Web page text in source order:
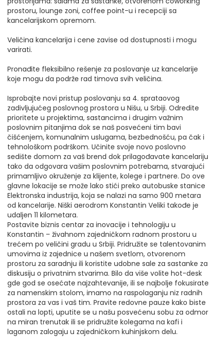
prostoru, lounge zoni, coffee point-u i recepciji sa
kancelarijskom opremom.
Veličina kancelarija i cene zavise od dostupnosti i mogu
varirati.
Pronađite fleksibilno rešenje za poslovanje uz kancelarije
koje mogu da podrže rad timova svih veličina.
Isprobajte novi pristup poslovanju sa 4. sprataovog
zadivljujućeg poslovnog prostora u Nišu, u Srbiji. Odredite
prioritete u projektima, sastancima i drugim važnim
poslovnim pitanjima dok se naš posvećeni tim bavi
čišćenjem, komunalnim uslugama, bezbednošću, pa čak i
tehnološkom podrškom. Učinite svoje novo poslovno
sedište domom za vaš brend dok prilagođavate kancelariju
tako da odgovara vašim poslovnim potrebama, stvarajući
primamljivo okruženje za klijente, kolege i partnere. Do ove
glavne lokacije se može lako stići preko autobuske stanice
Elektronska industrija, koja se nalazi na samo 900 metara
od kancelarije. Niški aerodrom Konstantin Veliki takođe je
udaljen 11 kilometara.
Postavite biznis centar za inovacije i tehnologiju u
Konstantin – živahnom zajedničkom radnom prostoru u
trećem po veličini gradu u Srbiji. Pridružite se talentovanim
umovima iz zajednice u našem svetlom, otvorenom
prostoru za saradnju ili koristite udobne sale za sastanke za
diskusiju o privatnim stvarima. Bilo da više volite hot-desk
gde god se osećate najzahtevanije, ili se najbolje fokusirate
za namenskim stolom, imamo na raspolaganju niz radnih
prostora za vas i vaš tim. Pravite redovne pauze kako biste
ostali na lopti, uputite se u našu posvećenu sobu za odmor
na miran trenutak ili se pridružite kolegama na kafi i
laganom zalogaju u zajedničkom kuhinjskom delu.